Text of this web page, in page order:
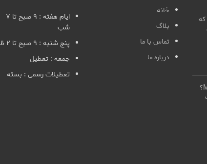
که
پارتیشن شیشه‌ای یا MDF؟
خانه
بلاگ
تماس با ما
درباره ما
ایام هفته : ۹ صبح تا ۷
شب
پنج شنبه : ۹ صبح تا ۲ ظهر
جمعه : تعطیل
تعطیلات رسمی : بسته